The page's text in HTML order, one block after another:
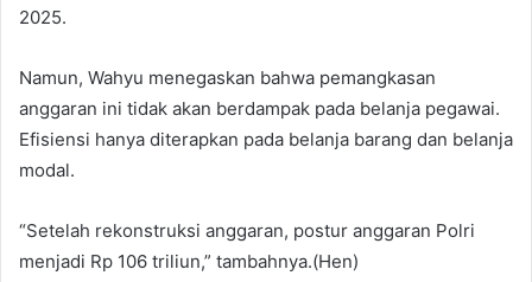
2025.
Namun, Wahyu menegaskan bahwa pemangkasan
anggaran ini tidak akan berdampak pada belanja pegawai.
Efisiensi hanya diterapkan pada belanja barang dan belanja
modal.
“Setelah rekonstruksi anggaran, postur anggaran Polri
menjadi Rp 106 triliun,” tambahnya.(Hen)